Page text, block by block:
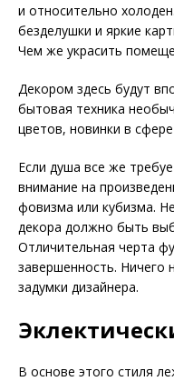
и относительно
безделушки и яркие
Чем же украсить
Декором здесь будут
бытовая техника
цветов, новинки в
Если душа все же
внимание на
фовизма или кубизма.
декора должно быть
Отличительная черта
завершенность.
задумки дизайнера.
В основе этого стиля